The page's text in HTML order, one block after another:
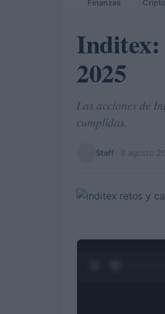
Finanzas
Inditex:
2025
Las acciones de
cumplidas.
Staff 9 agosto